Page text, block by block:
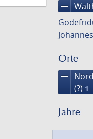
remove
Orte
remove
(?) 1
Jahre